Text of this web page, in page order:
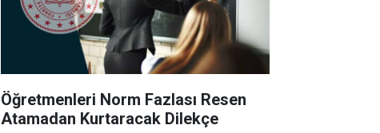
Öğretmenleri Norm Fazlası Resen
Atamadan Kurtaracak Dilekçe